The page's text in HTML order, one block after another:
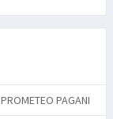
PROMETEO PAGANI